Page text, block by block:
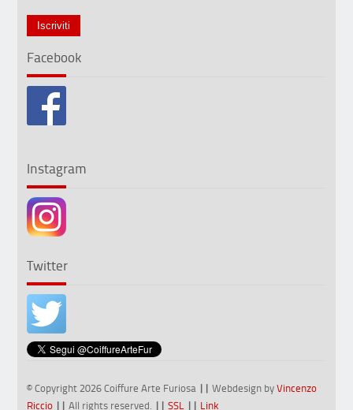
Facebook
Instagram
Twitter
© Copyright 2026 Coiffure Arte Furiosa || Webdesign byVincenzo
Riccio || All rights reserved. || SSL || Link